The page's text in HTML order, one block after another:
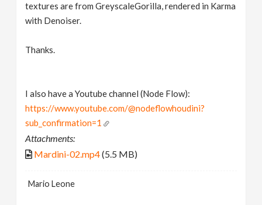
textures are from GreyscaleGorilla, rendered in Karma
with Denoiser.
Thanks.
I also have a Youtube channel (Node Flow):
https://www.youtube.com/@nodeflowhoudini?
sub_confirmation=1
Attachments:
Mardini-02.mp4(5.5 MB)
Mario Leone